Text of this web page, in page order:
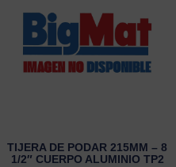
TIJERA DE PODAR 215MM – 8
1/2″ CUERPO ALUMINIO TP2